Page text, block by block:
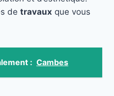
de travaux que vous
: Cambes